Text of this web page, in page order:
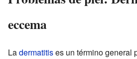
eccema
Ladermatitises un término general